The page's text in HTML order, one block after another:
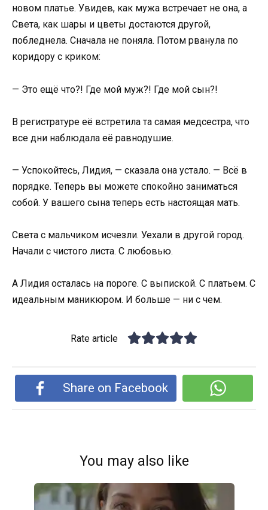
новом платье. Увидев, как мужа встречает не она, а
Света, как шары и цветы достаются другой,
побледнела. Сначала не поняла. Потом рванула по
коридору с криком:
— Это ещё что?! Где мой муж?! Где мой сын?!
В регистратуре её встретила та самая медсестра, что
все дни наблюдала её равнодушие.
— Успокойтесь, Лидия, — сказала она устало. — Всё в
порядке. Теперь вы можете спокойно заниматься
собой. У вашего сына теперь есть настоящая мать.
Света с мальчиком исчезли. Уехали в другой город.
Начали с чистого листа. С любовью.
А Лидия осталась на пороге. С выпиской. С платьем. С
идеальным маникюром. И больше — ни с чем.
Rate article
Share on Facebook
You may also like